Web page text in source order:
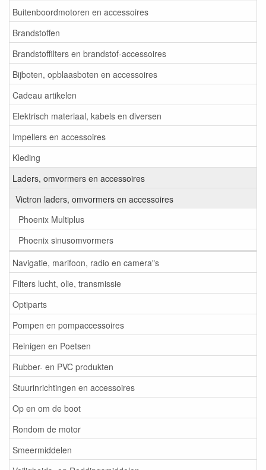
Buitenboordmotoren en accessoires
Brandstoffen
Brandstoffilters en brandstof-accessoires
Bijboten, opblaasboten en accessoires
Cadeau artikelen
Elektrisch materiaal, kabels en diversen
Impellers en accessoires
Kleding
Laders, omvormers en accessoires
Victron laders, omvormers en accessoires
Phoenix Multiplus
Phoenix sinusomvormers
Navigatie, marifoon, radio en camera"s
Filters lucht, olie, transmissie
Optiparts
Pompen en pompaccessoires
Reinigen en Poetsen
Rubber- en PVC produkten
Stuurinrichtingen en accessoires
Op en om de boot
Rondom de motor
Smeermiddelen